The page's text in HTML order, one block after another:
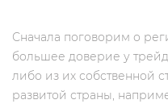
Сначала поговорим о
большее доверие у
либо из их собственной
развитой страны,